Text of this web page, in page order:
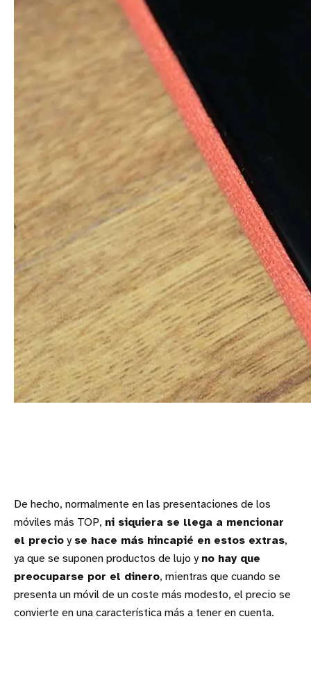
De hecho, normalmente en las presentaciones de los
móviles más TOP, ni siquiera se llega a mencionar
el precio y se hace más hincapié en estos extras,
ya que se suponen productos de lujo y no hay que
preocuparse por el dinero, mientras que cuando se
presenta un móvil de un coste más modesto, el precio se
convierte en una característica más a tener en cuenta.